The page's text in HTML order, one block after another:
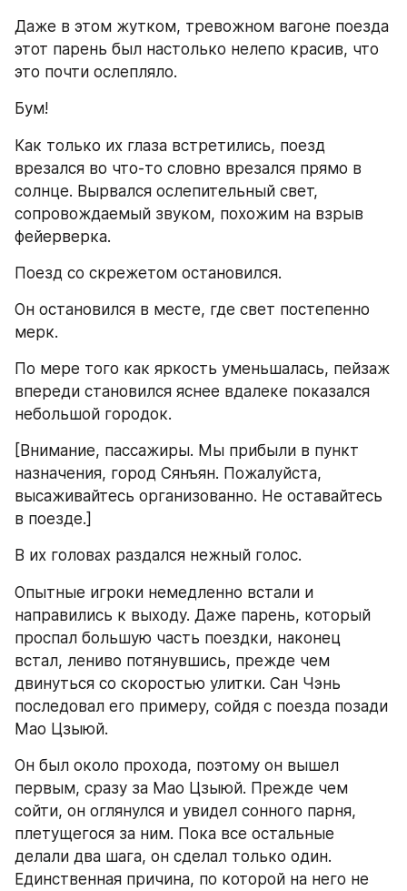
Даже в этом жутком, тревожном вагоне поезда
этот парень был настолько нелепо красив, что
это почти ослепляло.
Бум!
Как только их глаза встретились, поезд
врезался во что-то словно врезался прямо в
солнце. Вырвался ослепительный свет,
сопровождаемый звуком, похожим на взрыв
фейерверка.
Поезд со скрежетом остановился.
Он остановился в месте, где свет постепенно
мерк.
По мере того как яркость уменьшалась, пейзаж
впереди становился яснее вдалеке показался
небольшой городок.
[Внимание, пассажиры. Мы прибыли в пункт
назначения, город Сянъян. Пожалуйста,
высаживайтесь организованно. Не оставайтесь
в поезде.]
В их головах раздался нежный голос.
Опытные игроки немедленно встали и
направились к выходу. Даже парень, который
проспал большую часть поездки, наконец
встал, лениво потянувшись, прежде чем
двинуться со скоростью улитки. Сан Чэнь
последовал его примеру, сойдя с поезда позади
Мао Цзыюй.
Он был около прохода, поэтому он вышел
первым, сразу за Мао Цзыюй. Прежде чем
сойти, он оглянулся и увидел сонного парня,
плетущегося за ним. Пока все остальные
делали два шага, он сделал только один.
Единственная причина, по которой на него не